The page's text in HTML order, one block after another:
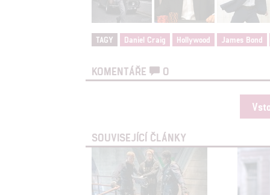
TAGY Daniel Craig Hollywood James Bond
KOMENTÁŘE 0
SOUVISEJÍCÍ ČLÁNKY